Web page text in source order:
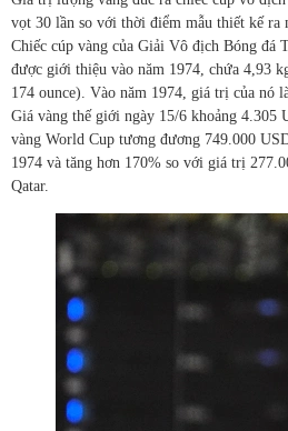
vọt 30 lần so với thời điểm mẫu thiết kế ra
Chiếc cúp vàng của Giải Vô địch Bóng đá
được giới thiệu vào năm 1974, chứa 4,93
174 ounce). Vào năm 1974, giá trị của nó
Giá vàng thế giới ngày 15/6 khoảng 4.305
vàng World Cup tương đương 749.000
1974 và tăng hơn 170% so với giá trị
Qatar.